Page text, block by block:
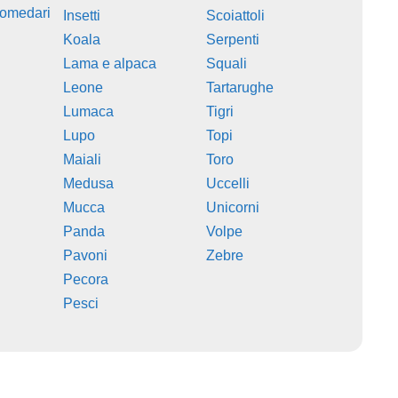
Insetti
Koala
Lama e alpaca
Leone
Lumaca
Lupo
Maiali
Medusa
Mucca
Panda
Pavoni
Pecora
Pesci
Scoiattoli
Serpenti
Squali
Tartarughe
Tigri
Topi
Toro
Uccelli
Unicorni
Volpe
Zebre